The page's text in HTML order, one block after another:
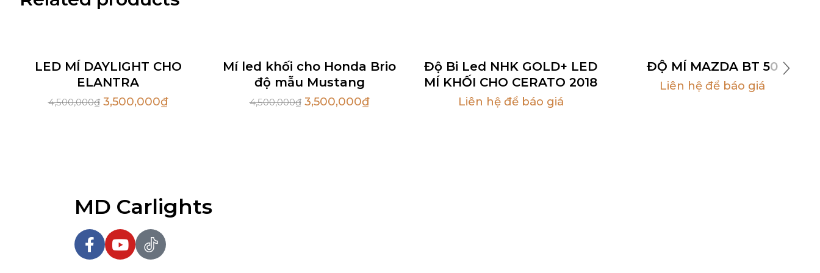
LED MÍ DAYLIGHT CHO
ELANTRA
4,500,000₫ 3,500,000₫
Mí led khối cho Honda Brio
độ mẫu Mustang
4,500,000₫ 3,500,000₫
Độ Bi Led NHK GOLD+ LED
MÍ KHỐI CHO CERATO 2018
Liên hệ để báo giá
ĐỘ MÍ MAZDA BT 50
Liên hệ để báo giá
MD Carlights